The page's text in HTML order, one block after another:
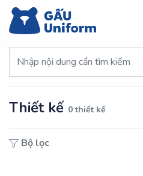
Thiết kế 0 thiết kế
Bộ lọc